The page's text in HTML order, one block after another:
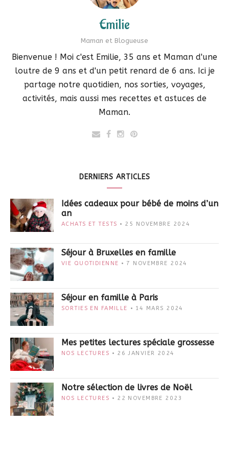
Emilie
Maman et Blogueuse
Bienvenue ! Moi c'est Emilie, 35 ans et Maman d'une
loutre de 9 ans et d'un petit renard de 6 ans. Ici je
partage notre quotidien, nos sorties, voyages,
activités, mais aussi mes recettes et astuces de
Maman.
DERNIERS ARTICLES
Idées cadeaux pour bébé de moins d’un
an
ACHATS ET TESTS 25 NOVEMBRE 2024
Séjour à Bruxelles en famille
VIE QUOTIDIENNE 7 NOVEMBRE 2024
Séjour en famille à Paris
SORTIES EN FAMILLE 14 MARS 2024
Mes petites lectures spéciale grossesse
NOS LECTURES 26 JANVIER 2024
Notre sélection de livres de Noël
NOS LECTURES 22 NOVEMBRE 2023